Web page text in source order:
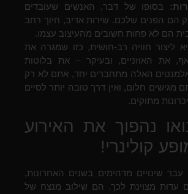
בסופו של דבר, האנשים שעובדים
הם הפנים שלכם. שירות אדיב, חיוך רחב
הם לא פחות חשובים מהעיצוב עצמו.
ליצור חוויה רב-חושית, כזו שמגרה את
את האוזניים, ובעיקר – את בלוטות
האלה מתחברים יחד, אתם לא רק
מגישים חלום, ואין דרך טובה יותר לסיים
מתוקים.
נהפוך את האירוע
קולינרי!
עבר שינויים מדהימים בשנים האחרונות,
עדות מצוינת לכך. הם שילוב מנצח של